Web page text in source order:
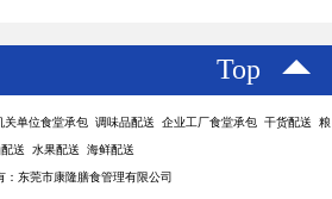
Top
单位食堂承包 调味品配送 企业工厂食堂承包 干货配送 粮
配送 水果配送 海鲜配送
：东莞市康隆膳食管理有限公司